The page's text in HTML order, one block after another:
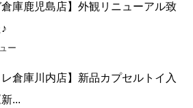
倉庫鹿児島店】外観リニューアル致
ー
レ倉庫川内店】新品カプセルトイ入
...